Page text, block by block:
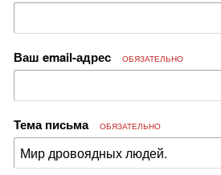
Ваш email-адрес ОБЯЗАТЕЛЬНО
Тема письма ОБЯЗАТЕЛЬНО